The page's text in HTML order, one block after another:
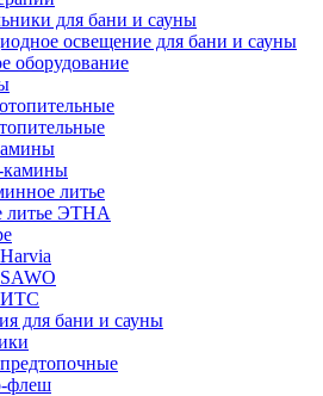
для бани и сауны
освещение для бани и сауны
оборудование
литье
литье ЭТНА
ИТС
для бани и сауны
флеш